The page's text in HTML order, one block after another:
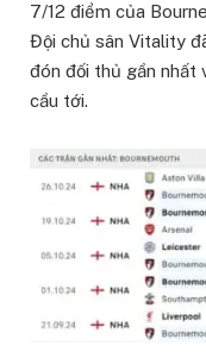
7/12 điểm của
Đội chủ sân Vitality
đón đối thủ gần nhất
cầu tới.